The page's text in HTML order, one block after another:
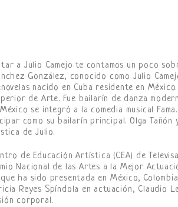
a Julio Camejo te contamos un poco
González, conocido como Julio
nacido en Cuba residente en
de Arte. Fue bailarín de danza
se integró a la comedia musical
como su bailarín principal. Olga Tañón
de Julio.
de Educación Artística (CEA) de
Nacional de las Artes a la Mejor
que ha sido presentada en México,
Reyes Spíndola en actuación, Claudio
corporal.